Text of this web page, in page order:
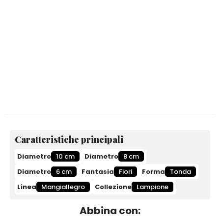
Caratteristiche principali
Diametro 10 cm Diametro 8 cm
Diametro 6 cm Fantasia Fiori Forma
Tonda
Linea
Mangiallegro Collezione Lampione
Abbina con: